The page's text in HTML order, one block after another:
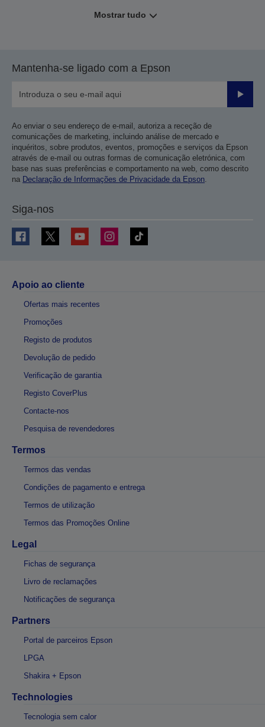
Mostrar tudo
Mantenha-se ligado com a Epson
Enviar
Ao enviar o seu endereço de e-mail, autoriza a receção de
comunicações de marketing, incluindo análise de mercado e
inquéritos, sobre produtos, eventos, promoções e serviços da Epson
através de e-mail ou outras formas de comunicação eletrónica, com
base nas suas preferências e comportamento na web, como descrito
na Declaração de Informações de Privacidade da Epson.
Siga-nos
Apoio ao cliente
Ofertas mais recentes
Promoções
Registo de produtos
Devolução de pedido
Verificação de garantia
Registo CoverPlus
Contacte-nos
Pesquisa de revendedores
Termos
Termos das vendas
Condições de pagamento e entrega
Termos de utilização
Termos das Promoções Online
Legal
Fichas de segurança
Livro de reclamações
Notificações de segurança
Partners
Portal de parceiros Epson
LPGA
Shakira + Epson
Technologies
Tecnologia sem calor